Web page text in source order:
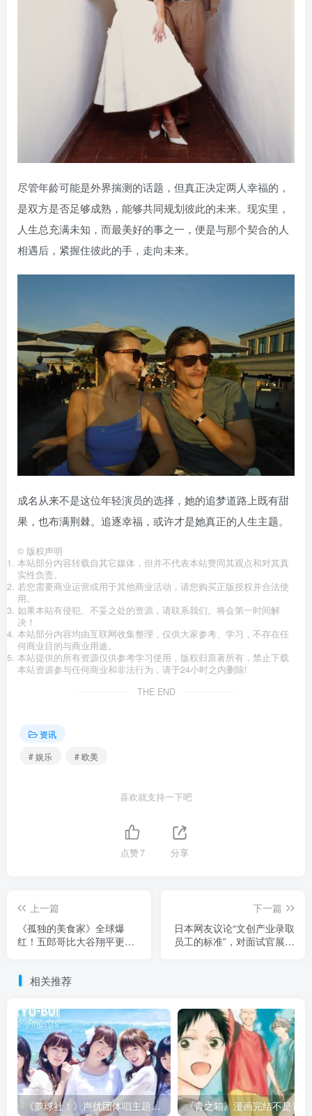
尽管年龄可能是外界揣测的话题，但真正决定两人幸福的，
是双方是否足够成熟，能够共同规划彼此的未来。现实里，
人生总充满未知，而最美好的事之一，便是与那个契合的人
相遇后，紧握住彼此的手，走向未来。
成名从来不是这位年轻演员的选择，她的追梦道路上既有甜
果，也布满荆棘。追逐幸福，或许才是她真正的人生主题。
© 版权声明
本站部分内容转载自其它媒体，但并不代表本站赞同其观点和对其真
实性负责。
若您需要商业运营或用于其他商业活动，请您购买正版授权并合法使
用。
如果本站有侵犯、不妥之处的资源，请联系我们。将会第一时间解
决！
本站部分内容均由互联网收集整理，仅供大家参考、学习，不存在任
何商业目的与商业用途。
本站提供的所有资源仅供参考学习使用，版权归原著所有，禁止下载
本站资源参与任何商业和非法行为，请于24小时之内删除!
THE END
资讯
# 娱乐
# 欧美
喜欢就支持一下吧
点赞7 分享
上一篇
《孤独的美食家》全球爆
红！五郎哥比大谷翔平更受
下一篇
日本网友议论“文创产业录取
员工的标准”，对面试官展现
相关推荐
《萝球社！》声优团体唱主题曲竟快消失了？别把青春怀念变成逼声优继续当偶像的压力！